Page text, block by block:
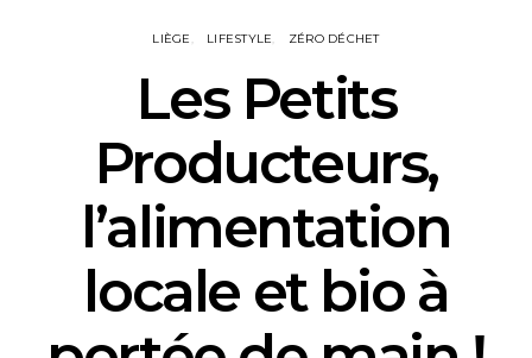
LIÈGE LIFESTYLE ZÉRO DÉCHET
Les Petits
Producteurs,
l’alimentation
locale et bio à